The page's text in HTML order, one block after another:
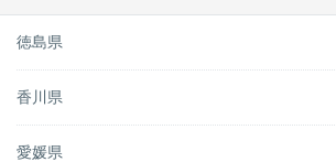
徳島県
香川県
愛媛県